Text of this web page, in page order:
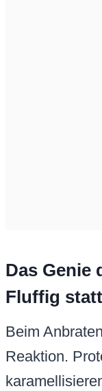
Das Genie
Fluffig
Beim
Reaktion.